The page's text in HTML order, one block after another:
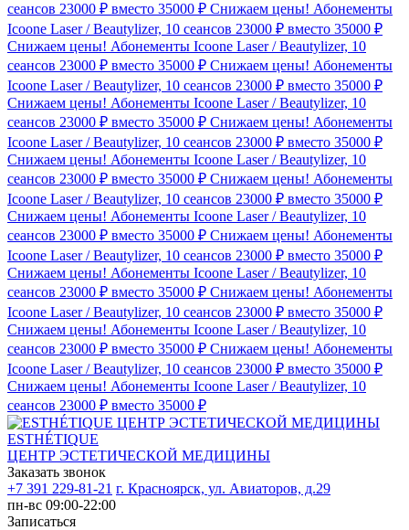
сеансов 23000 ₽ вместо 35000 ₽ Снижаем цены! Абонементы
Icoone Laser / Beautylizer, 10 сеансов 23000 ₽ вместо 35000 ₽
Снижаем цены! Абонементы Icoone Laser / Beautylizer, 10
сеансов 23000 ₽ вместо 35000 ₽ Снижаем цены! Абонементы
Icoone Laser / Beautylizer, 10 сеансов 23000 ₽ вместо 35000 ₽
Снижаем цены! Абонементы Icoone Laser / Beautylizer, 10
сеансов 23000 ₽ вместо 35000 ₽ Снижаем цены! Абонементы
Icoone Laser / Beautylizer, 10 сеансов 23000 ₽ вместо 35000 ₽
Снижаем цены! Абонементы Icoone Laser / Beautylizer, 10
сеансов 23000 ₽ вместо 35000 ₽ Снижаем цены! Абонементы
Icoone Laser / Beautylizer, 10 сеансов 23000 ₽ вместо 35000 ₽
Снижаем цены! Абонементы Icoone Laser / Beautylizer, 10
сеансов 23000 ₽ вместо 35000 ₽ Снижаем цены! Абонементы
Icoone Laser / Beautylizer, 10 сеансов 23000 ₽ вместо 35000 ₽
Снижаем цены! Абонементы Icoone Laser / Beautylizer, 10
сеансов 23000 ₽ вместо 35000 ₽ Снижаем цены! Абонементы
Icoone Laser / Beautylizer, 10 сеансов 23000 ₽ вместо 35000 ₽
Снижаем цены! Абонементы Icoone Laser / Beautylizer, 10
сеансов 23000 ₽ вместо 35000 ₽ Снижаем цены! Абонементы
Icoone Laser / Beautylizer, 10 сеансов 23000 ₽ вместо 35000 ₽
Снижаем цены! Абонементы Icoone Laser / Beautylizer, 10
сеансов 23000 ₽ вместо 35000 ₽
ESTHÉTIQUE
ЦЕНТР ЭСТЕТИЧЕСКОЙ МЕДИЦИНЫ
Заказать звонок
+7 391 229-81-21 г. Красноярск, ул. Авиаторов, д.29
пн-вс 09:00-22:00
Записаться